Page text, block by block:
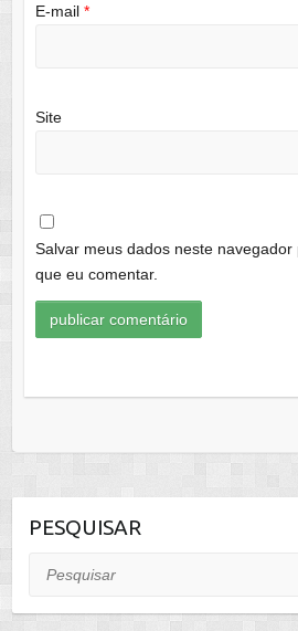
E-mail *
Site
Salvar meus dados neste
que eu comentar.
PESQUISAR
Pesquisar